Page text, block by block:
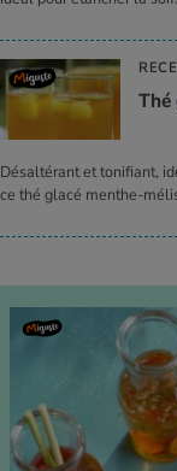
Thé
Désaltérant et tonifiant,
ce thé glacé menthe-